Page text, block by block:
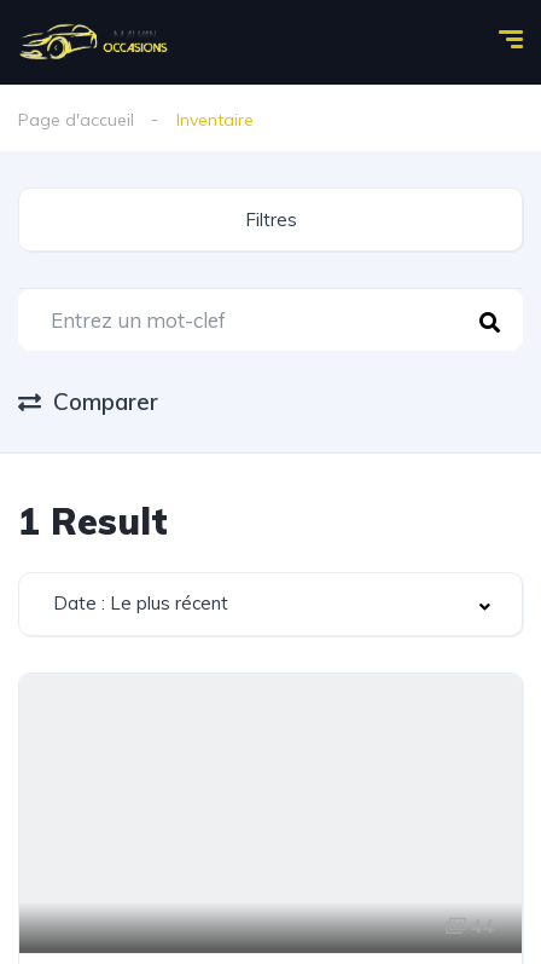
Page d'accueil Inventaire
Filtres
Comparer
1 Result
Date : Le plus récent
44